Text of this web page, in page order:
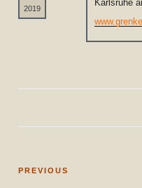
2019
Karlsruhe
Post
Previous
PREVIOUS